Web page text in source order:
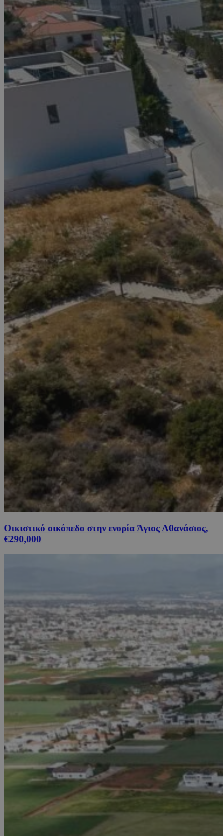
Οικιστικό οικόπεδο στην ενορία Άγιος Αθανάσιος,
€290,000